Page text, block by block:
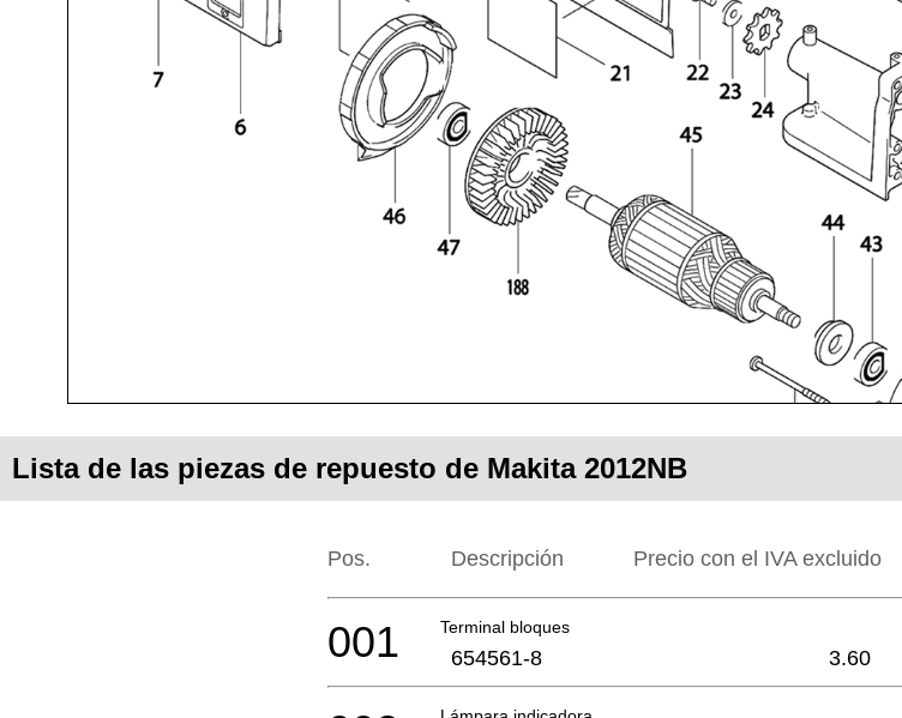
Lista de las piezas de repuesto de Makita 2012NB
Pos. Descripción Precio con el IVA excluido
Terminal bloques
001 654561-8 3.60